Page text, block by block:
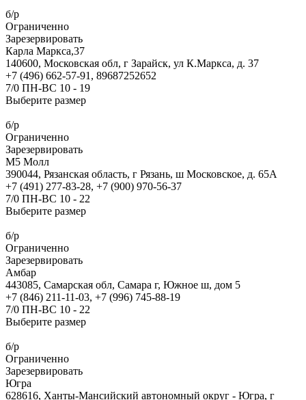
б/р
Ограниченно
Зарезервировать
Карла Маркса,37
140600, Московская обл, г Зарайск, ул К.Маркса, д. 37
+7 (496) 662-57-91, 89687252652
7/0 ПН-ВС 10 - 19
Выберите размер
б/р
Ограниченно
Зарезервировать
М5 Молл
390044, Рязанская область, г Рязань, ш Московское, д. 65А
+7 (491) 277-83-28, +7 (900) 970-56-37
7/0 ПН-ВС 10 - 22
Выберите размер
б/р
Ограниченно
Зарезервировать
Амбар
443085, Самарская обл, Самара г, Южное ш, дом 5
+7 (846) 211-11-03, +7 (996) 745-88-19
7/0 ПН-ВС 10 - 22
Выберите размер
б/р
Ограниченно
Зарезервировать
Югра
628616, Ханты-Мансийский автономный округ - Югра, г